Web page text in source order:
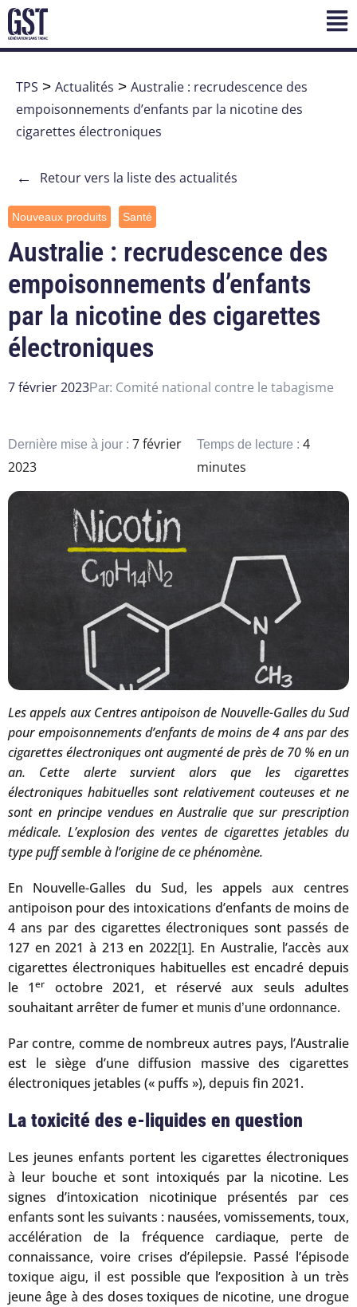
TPS > Actualités > Australie : recrudescence des
empoisonnements d’enfants par la nicotine des
cigarettes électroniques
← Retour vers la liste des actualités
Nouveaux produits Santé
Australie : recrudescence des
empoisonnements d’enfants
par la nicotine des cigarettes
électroniques
7 février 2023Par: Comité national contre le tabagisme
Dernière mise à jour : 7 février
2023
Temps de lecture : 4
minutes
Les appels aux Centres antipoison de Nouvelle-Galles du Sud
pour empoisonnements d’enfants de moins de 4 ans par des
cigarettes électroniques ont augmenté de près de 70 % en un
an. Cette alerte survient alors que les cigarettes
électroniques habituelles sont relativement couteuses et ne
sont en principe vendues en Australie que sur prescription
médicale. L’explosion des ventes de cigarettes jetables du
type puff semble à l’origine de ce phénomène.
En Nouvelle-Galles du Sud, les appels aux centres
antipoison pour des intoxications d’enfants de moins de
4 ans par des cigarettes électroniques sont passés de
127 en 2021 à 213 en 2022[1]. En Australie, l’accès aux
cigarettes électroniques habituelles est encadré depuis
le 1er
octobre 2021, et réservé aux seuls adultes
souhaitant arrêter de fumer et munis d’une ordonnance.
Par contre, comme de nombreux autres pays, l’Australie
est le siège d’une diffusion massive des cigarettes
électroniques jetables (« puffs »), depuis fin 2021.
La toxicité des e-liquides en question
Les jeunes enfants portent les cigarettes électroniques
à leur bouche et sont intoxiqués par la nicotine. Les
signes d’intoxication nicotinique présentés par ces
enfants sont les suivants : nausées, vomissements, toux,
accélération de la fréquence cardiaque, perte de
connaissance, voire crises d’épilepsie. Passé l’épisode
toxique aigu, il est possible que l’exposition à un très
jeune âge à des doses toxiques de nicotine, une drogue